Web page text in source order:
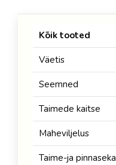
Kõik tooted
Väetis
Seemned
Taimede kaitse
Maheviljelus
Taime-ja